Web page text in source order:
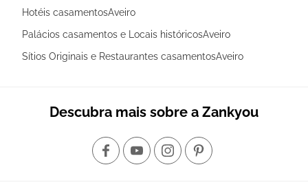
Hotéis casamentosAveiro
Palácios casamentos e Locais históricosAveiro
Sítios Originais e Restaurantes casamentosAveiro
Descubra mais sobre a Zankyou